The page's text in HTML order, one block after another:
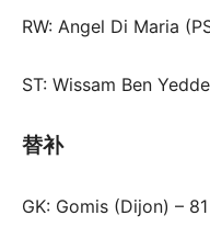
RW: Angel Di Maria
ST: Wissam Ben
替补
GK: Gomis (Dijon) – 81